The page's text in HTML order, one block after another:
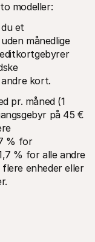
modeller:
et
månedlige
kort.
pr. måned (1
på 45 €
% for
% for alle andre
enheder eller